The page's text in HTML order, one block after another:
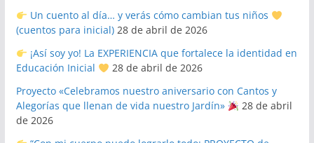
Un cuento al día… y verás cómo cambian tus niños
(cuentos para inicial) 28 de abril de 2026
¡Así soy yo! La EXPERIENCIA que fortalece la identidad en
Educación Inicial
28 de abril de 2026
Proyecto «Celebramos nuestro aniversario con Cantos y
Alegorías que llenan de vida nuestro Jardín»
28 de abril
de 2026